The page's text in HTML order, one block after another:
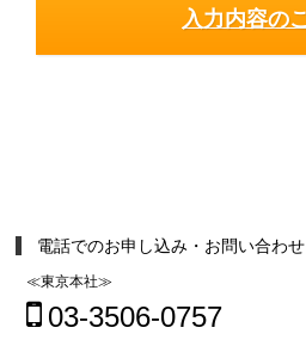
電話でのお申し込み・お問い合わせ
≪東京本社≫
03-3506-0757